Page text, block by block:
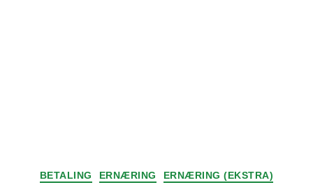
Kategorier
BETALING ERNÆRING
ERNÆRING (EKSTRA)